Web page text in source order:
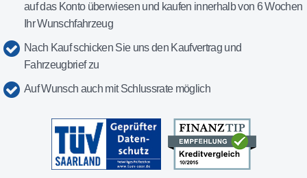
auf das Konto überwiesen und kaufen innerhalb von 6 Wochen
Ihr Wunschfahrzeug
Nach Kauf schicken Sie uns den Kaufvertrag und
Fahrzeugbrief zu
Auf Wunsch auch mit Schlussrate möglich